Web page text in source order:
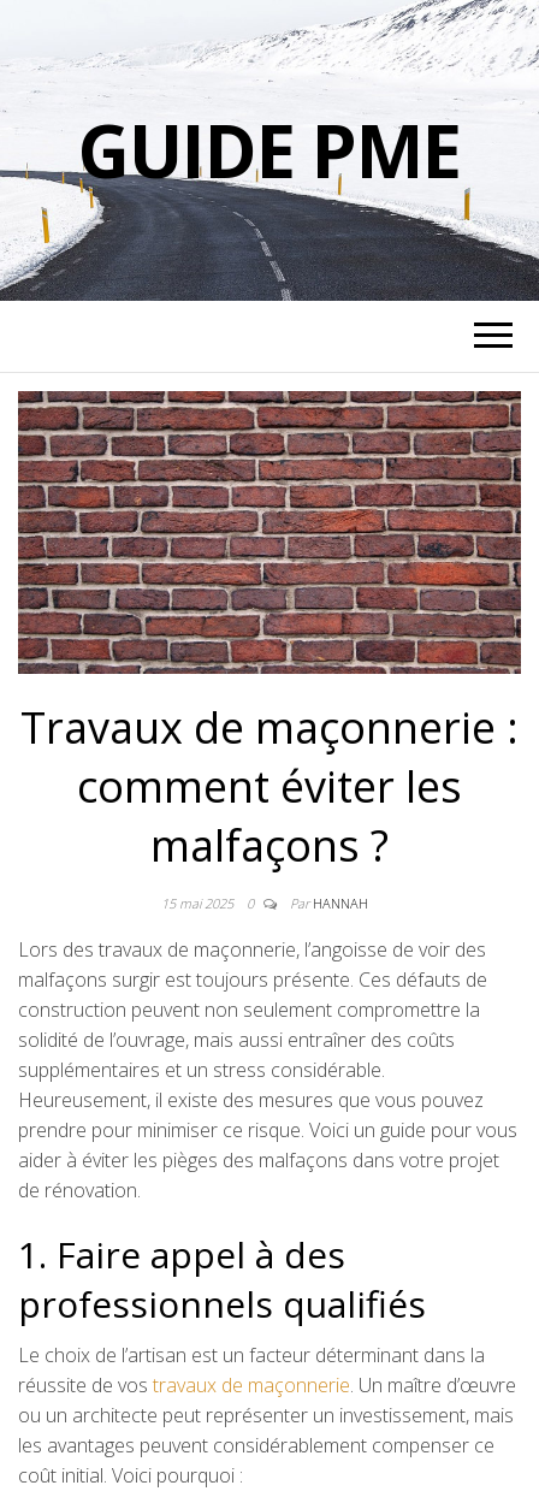
GUIDE PME
Travaux de maçonnerie :
comment éviter les
malfaçons ?
15 mai 2025 0 ParHANNAH
Lors des travaux de maçonnerie, l’angoisse de voir des
malfaçons surgir est toujours présente. Ces défauts de
construction peuvent non seulement compromettre la
solidité de l’ouvrage, mais aussi entraîner des coûts
supplémentaires et un stress considérable.
Heureusement, il existe des mesures que vous pouvez
prendre pour minimiser ce risque. Voici un guide pour vous
aider à éviter les pièges des malfaçons dans votre projet
de rénovation.
1. Faire appel à des
professionnels qualifiés
Le choix de l’artisan est un facteur déterminant dans la
réussite de vos travaux de maçonnerie. Un maître d’œuvre
ou un architecte peut représenter un investissement, mais
les avantages peuvent considérablement compenser ce
coût initial. Voici pourquoi :